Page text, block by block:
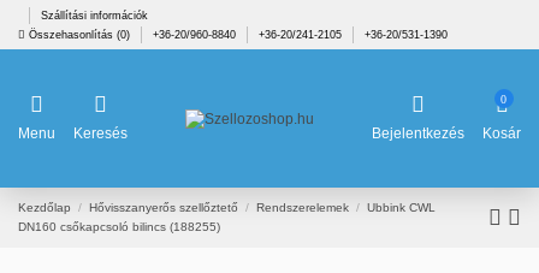
Szállítási információk
Összehasonlítás (0) +36-20/960-8840 +36-20/241-2105 +36-20/531-1390
Menu Keresés Bejelentkezés
0
Kosár
Kezdőlap Hővisszanyerős szellőztető Rendszerelemek
Ubbink CWL
DN160 csőkapcsoló bilincs (188255)